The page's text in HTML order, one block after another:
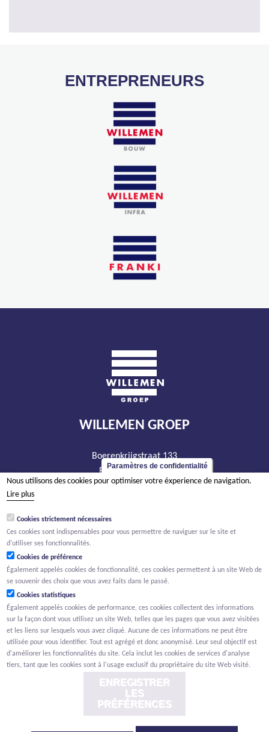
ENTREPRENEURS
WILLEMEN GROEP
Boerenkrijgstraat 133
BE - 2800 Malines
tél +32 15 569 965
RPM Anvers, département Malines
Paramètres de confidentialité
Nous utilisons des cookies pour optimiser votre éxperience de navigation.
Lire plus
Cookies strictement nécessaires
Ces cookies sont indispensables pour vous permettre de naviguer sur le site et
d'utiliser ses fonctionnalités.
Cookies de préférence
Également appelés cookies de fonctionnalité, ces cookies permettent à un site Web de
se souvenir des choix que vous avez faits dans le passé.
Cookies statistiques
Également appelés cookies de performance, ces cookies collectent des informations
sur la façon dont vous utilisez un site Web, telles que les pages que vous avez visitées
et les liens sur lesquels vous avez cliqué. Aucune de ces informations ne peut être
utilisée pour vous identifier. Tout est agrégé et donc anonymisé. Leur seul objectif est
d'améliorer les fonctionnalités du site. Cela inclut les cookies de services d'analyse
tiers, tant que les cookies sont à l'usage exclusif du propriétaire du site Web visité.
ENREGISTRER
LES
PRÉFÉRENCES